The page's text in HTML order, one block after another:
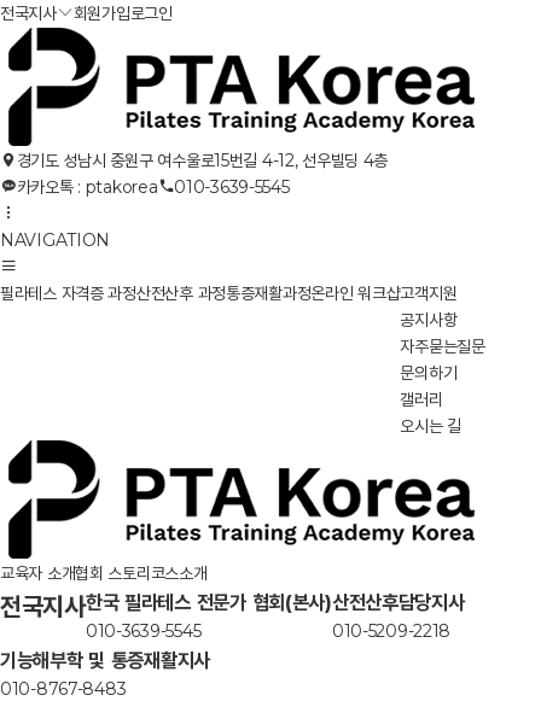
전국지사 회원가입로그인
경기도 성남시 중원구 여수울로15번길 4-12, 선우빌딩 4층
카카오톡 : ptakorea
010-3639-5545
NAVIGATION
필라테스 자격증 과정산전산후 과정통증재활과정온라인 워크샵고객지원
공지사항
자주묻는질문
문의하기
갤러리
오시는 길
교육자 소개협회 스토리코스소개
전국지사한국 필라테스 전문가 협회(본사)
010-3639-5545
산전산후담당지사
010-5209-2218
기능해부학 및 통증재활지사
010-8767-8483